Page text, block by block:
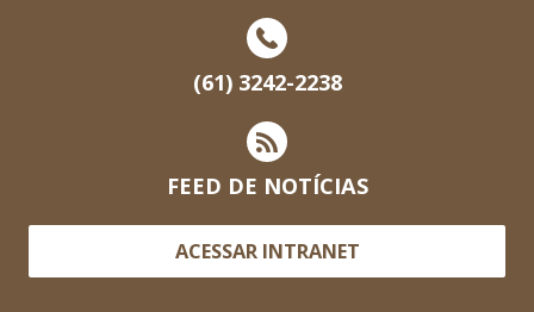
(61) 3242-2238
FEED DE NOTÍCIAS
ACESSAR INTRANET